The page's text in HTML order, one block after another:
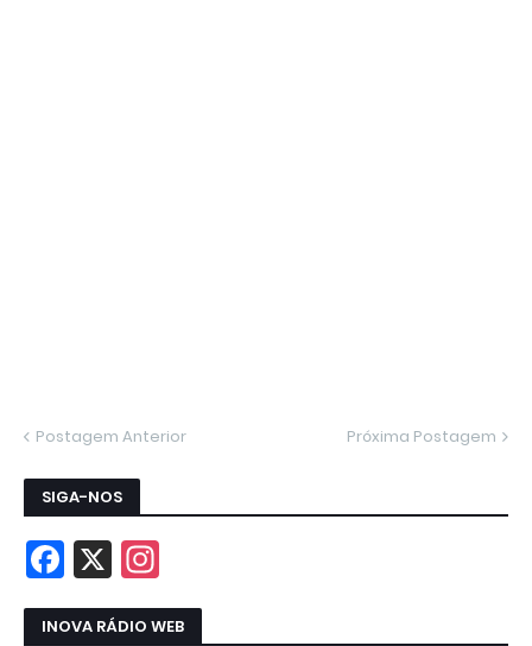
Postagem Anterior Próxima Postagem
SIGA-NOS
INOVA RÁDIO WEB